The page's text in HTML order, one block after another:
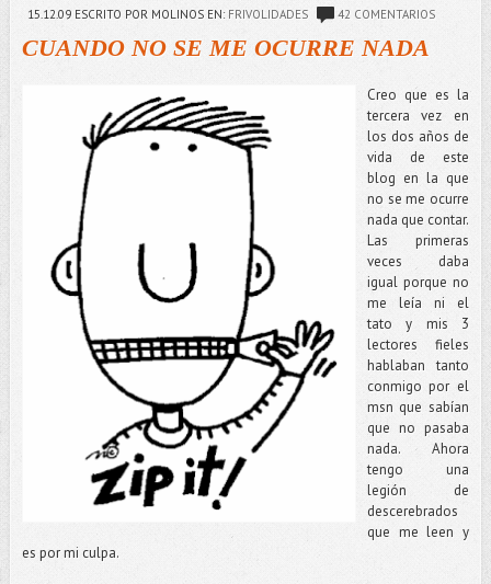
15.12.09ESCRITO POR MOLINOS EN: FRIVOLIDADES 42 COMENTARIOS
CUANDO NO SE ME OCURRE NADA
Creo que es la
tercera vez en
los dos años de
vida de este
blog en la que
no se me ocurre
nada que contar.
Las primeras
veces daba
igual porque no
me leía ni el
tato y mis 3
lectores fieles
hablaban tanto
conmigo por el
msn que sabían
que no pasaba
nada. Ahora
tengo una
legión de
descerebrados
que me leen y
es por mi culpa.